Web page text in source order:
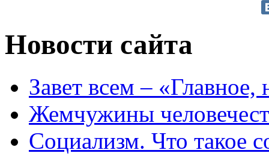
Новости сайта
Завет всем –
Жемчужины
Социализм. Что такое